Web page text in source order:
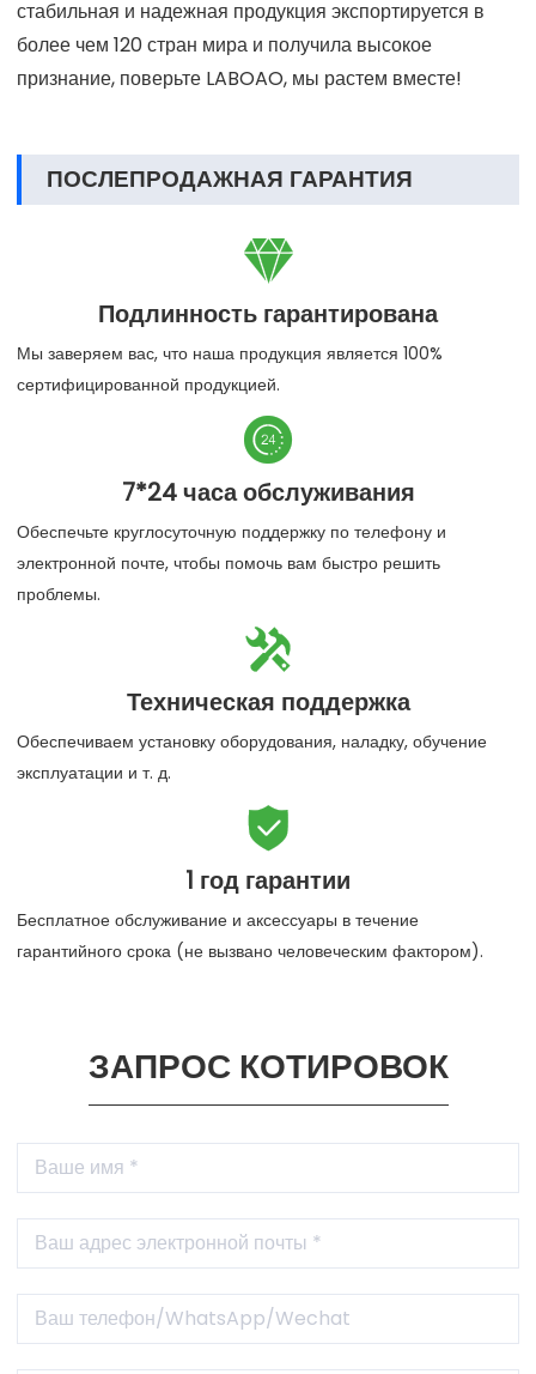
стабильная и надежная продукция экспортируется в
более чем 120 стран мира и получила высокое
признание, поверьте LABOAO, мы растем вместе!
ПОСЛЕПРОДАЖНАЯ ГАРАНТИЯ

Подлинность гарантирована
Мы заверяем вас, что наша продукция является 100%
сертифицированной продукцией.

7*24 часа обслуживания
Обеспечьте круглосуточную поддержку по телефону и
электронной почте, чтобы помочь вам быстро решить
проблемы.

Техническая поддержка
Обеспечиваем установку оборудования, наладку, обучение
эксплуатации и т. д.

1 год гарантии
Бесплатное обслуживание и аксессуары в течение
гарантийного срока (не вызвано человеческим фактором).
ЗАПРОС КОТИРОВОК